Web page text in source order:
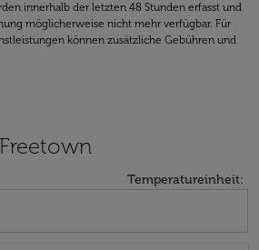
innerhalb der letzten 48 Stunden erfasst und
möglicherweise nicht mehr verfügbar. Für
können zusätzliche Gebühren und
Temperatureinheit: